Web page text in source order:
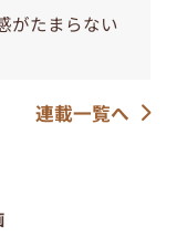
がたまらない
連載一覧へ